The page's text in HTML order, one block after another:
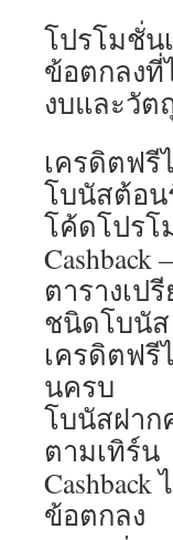
โปรโมชั่
ข้อตกลงที่
งบและวัต
เครดิตฟ
โบนัสต้อ
โค้ดโปรโ
ตารางเป
ชนิดโบนัส
เครดิตฟรี
นครบ
โบนัสฝาก
ตามเทิร์น
ข้อตกลง